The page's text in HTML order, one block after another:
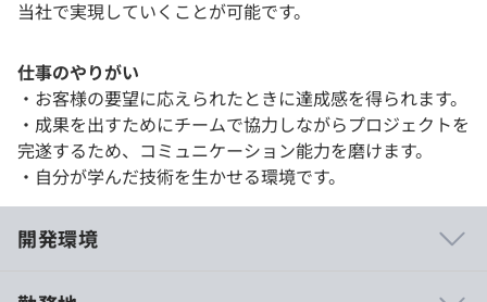
当社で実現していくことが可能です。
仕事のやりがい
・お客様の要望に応えられたときに達成感を得られます。
・成果を出すためにチームで協力しながらプロジェクトを
完遂するため、コミュニケーション能力を磨けます。
・自分が学んだ技術を生かせる環境です。
開発環境